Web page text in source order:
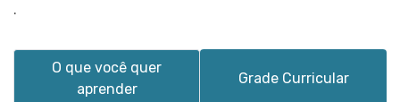
.
O que você quer
aprender
Grade Curricular